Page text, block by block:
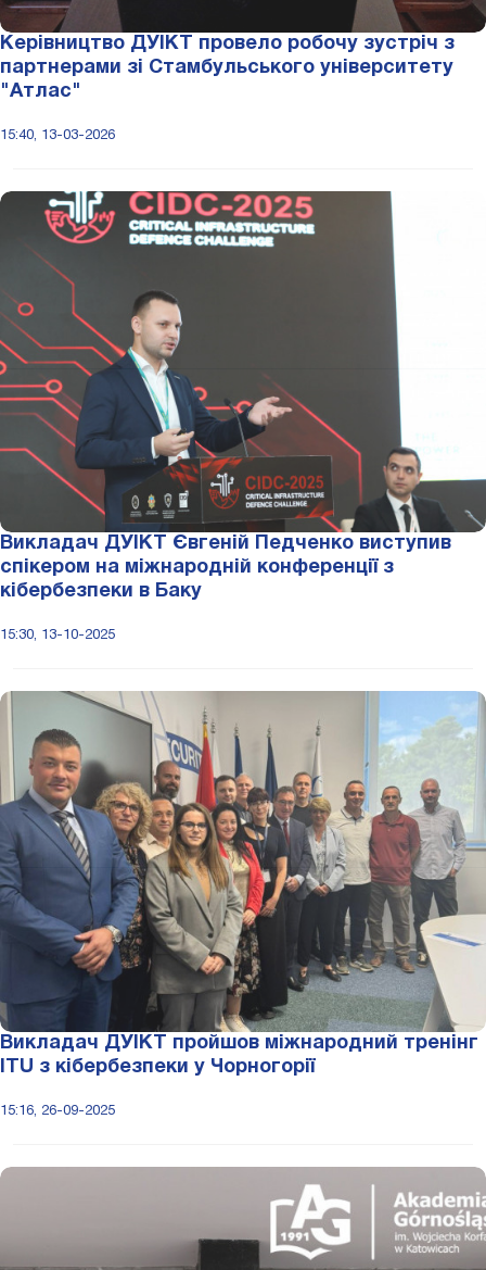
Керівництво ДУІКТ провело робочу зустріч з
партнерами зі Стамбульського університету
"Атлас"
15:40, 13-03-2026
Викладач ДУІКТ Євгеній Педченко виступив
спікером на міжнародній конференції з
кібербезпеки в Баку
15:30, 13-10-2025
Викладач ДУІКТ пройшов міжнародний тренінг
ITU з кібербезпеки у Чорногорії
15:16, 26-09-2025